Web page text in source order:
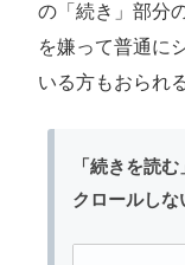
の「続き」部分
を嫌って普通に
いる方もおられ
「続きを読
クロールしな